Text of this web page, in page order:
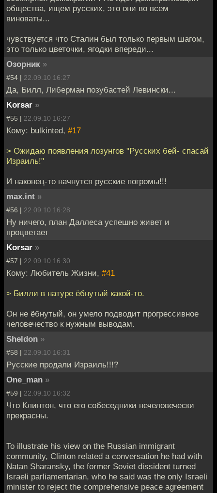
общества, ищем русских, это они во всем
виноваты...
чувствуется что Сталин был только первым шагом,
это только цветочки, ягодки впереди...
Озорник »
#54 | 22.09.10 16:27
Да, Билл, Либерман позубастей Левински...
Korsar »
#55 | 22.09.10 16:27
Кому: bulkinted, #17
> Ожидаю появления лозунгов "Русских бей- спасай
Израиль!"
И наконец-то начнутся русские погромы!!!
max.int »
#56 | 22.09.10 16:28
Ну ничего, план Даллеса успешно живет и
процветает
Korsar »
#57 | 22.09.10 16:30
Кому: Любитель Жизни, #41
> Билли в натуре ёбнутый какой-то.
Он не ёбнутый, он умело подводит прогрессивное
человечество к нужным выводам.
Sheldon »
#58 | 22.09.10 16:31
Русские продали Израиль!!!?
One_man »
#59 | 22.09.10 16:32
Что Клинтон, что его собеседники нечеловечески
прекрасны.
To illustrate his view on the Russian immigrant
community, Clinton related a conversation he had with
Natan Sharansky, the former Soviet dissident turned
Israeli parliamentarian, who he said was the only Israeli
minister to reject the comprehensive peace agreement